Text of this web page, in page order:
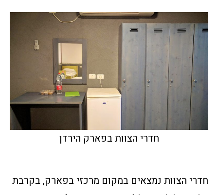
חדרי הצוות בפארק הירדן
חדרי הצוות נמצאים במקום מרכזי בפארק, בקרבת